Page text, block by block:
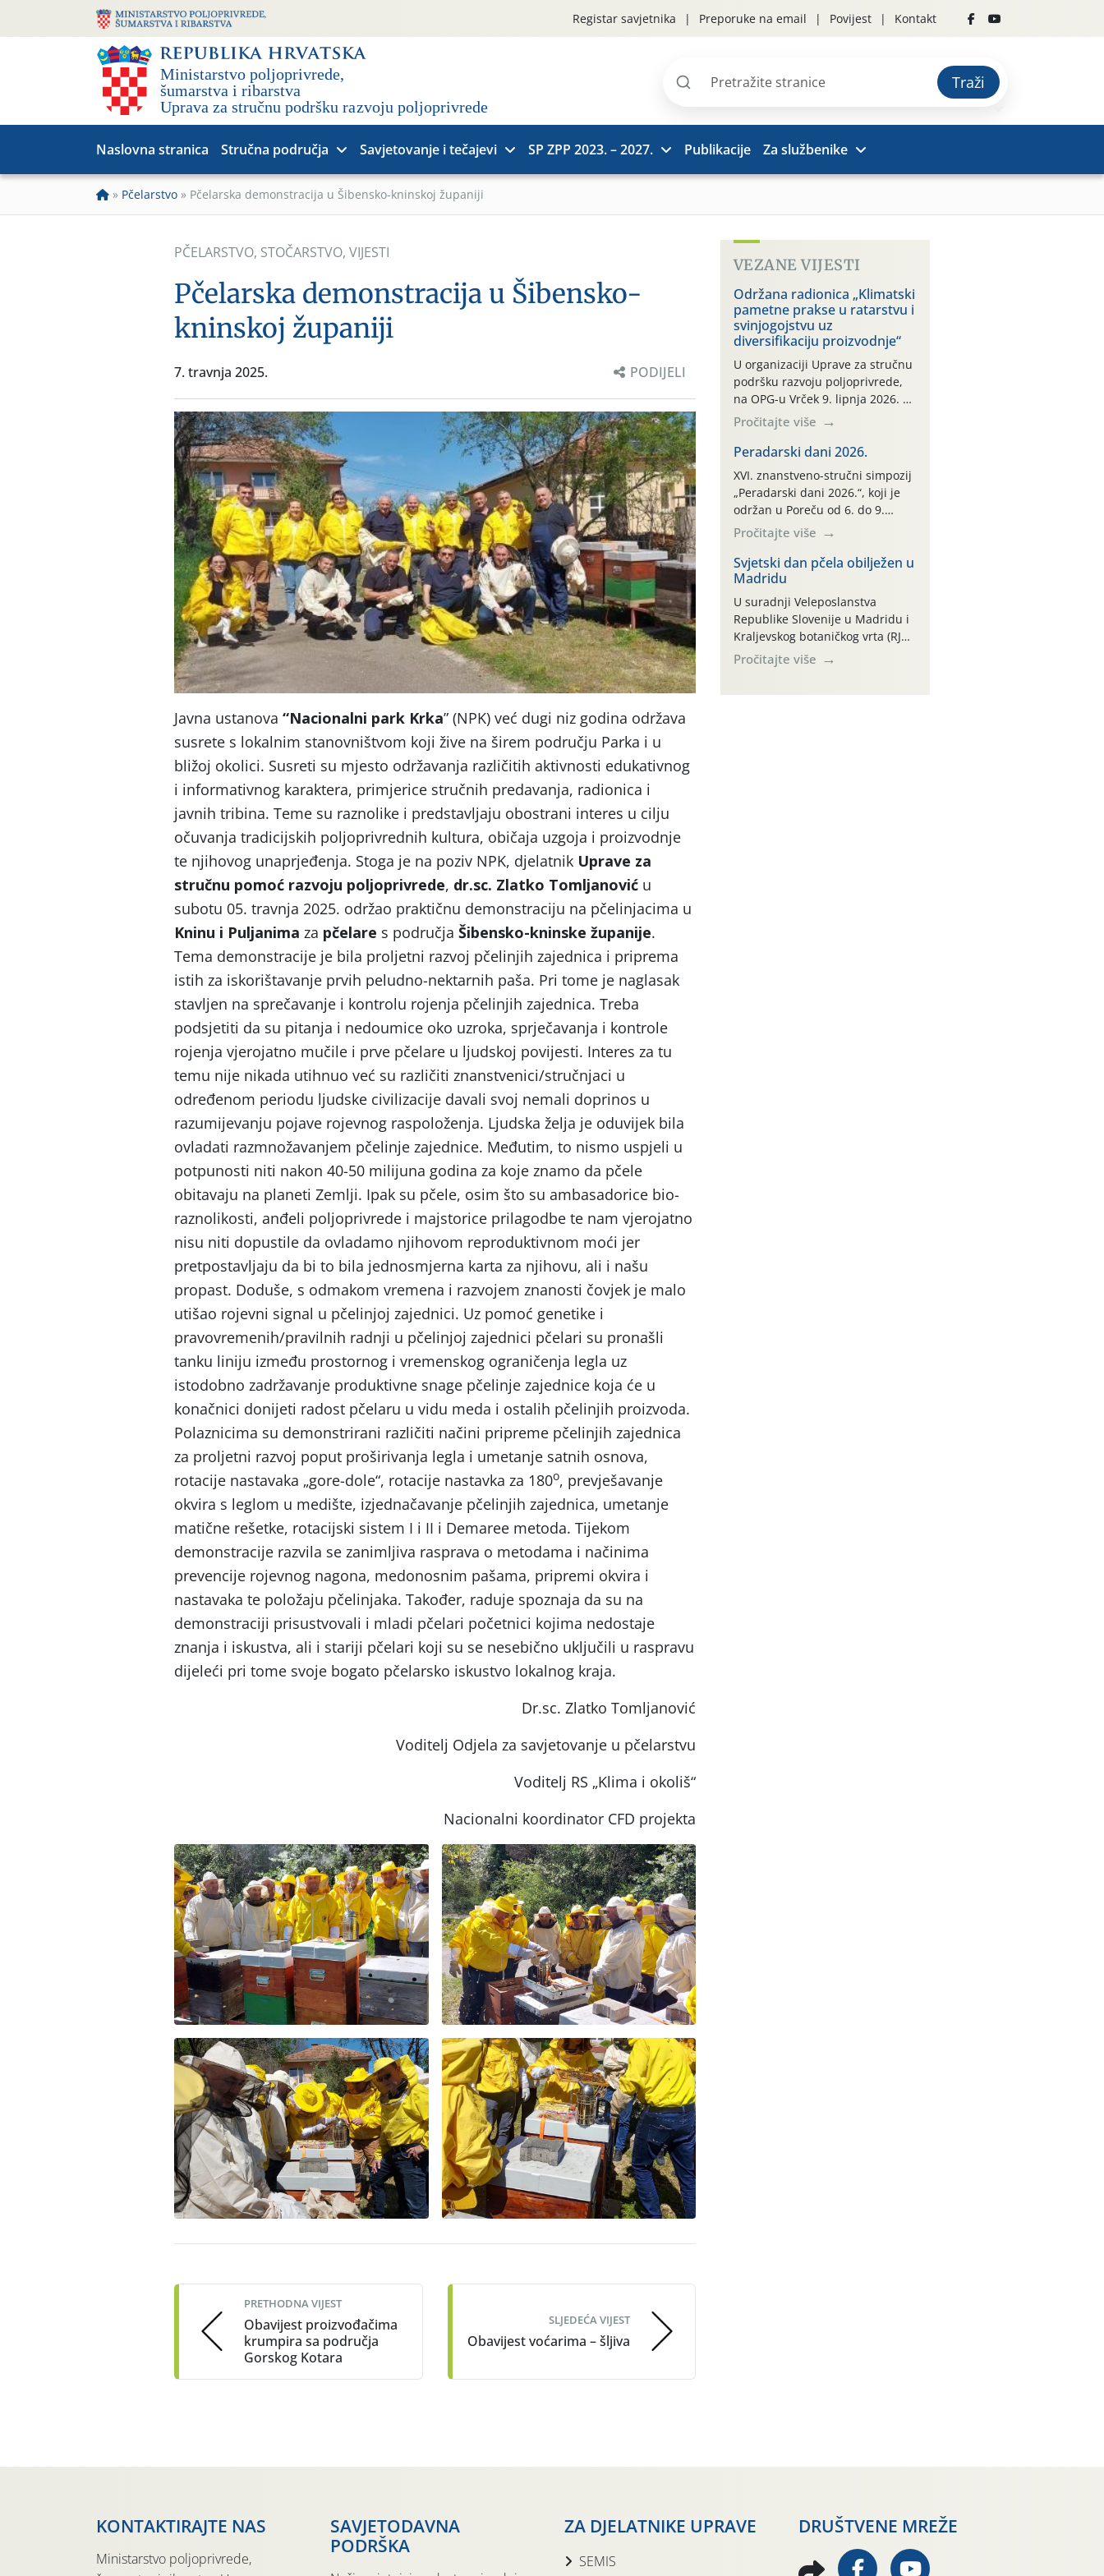
Registar savjetnika Preporuke na email Povijest Kontakt
Pretraži
Traži
Naslovna stranica Stručna područja Savjetovanje i tečajevi SP ZPP 2023. – 2027. Publikacije Za službenike
» Pčelarstvo » Pčelarska demonstracija u Šibensko-kninskoj županiji
PČELARSTVO, STOČARSTVO, VIJESTI
Pčelarska demonstracija u Šibensko-
kninskoj županiji
7. travnja 2025. PODIJELI
Javna ustanova “Nacionalni park Krka” (NPK) već dugi niz godina održava
susrete s lokalnim stanovništvom koji žive na širem području Parka i u
bližoj okolici. Susreti su mjesto održavanja različitih aktivnosti edukativnog
i informativnog karaktera, primjerice stručnih predavanja, radionica i
javnih tribina. Teme su raznolike i predstavljaju obostrani interes u cilju
očuvanja tradicijskih poljoprivrednih kultura, običaja uzgoja i proizvodnje
te njihovog unaprjeđenja. Stoga je na poziv NPK, djelatnik Uprave za
stručnu pomoć razvoju poljoprivrede, dr.sc. Zlatko Tomljanović u
subotu 05. travnja 2025. održao praktičnu demonstraciju na pčelinjacima u
Kninu i Puljanima za pčelare s područja Šibensko-kninske županije.
Tema demonstracije je bila proljetni razvoj pčelinjih zajednica i priprema
istih za iskorištavanje prvih peludno-nektarnih paša. Pri tome je naglasak
stavljen na sprečavanje i kontrolu rojenja pčelinjih zajednica. Treba
podsjetiti da su pitanja i nedoumice oko uzroka, sprječavanja i kontrole
rojenja vjerojatno mučile i prve pčelare u ljudskoj povijesti. Interes za tu
temu nije nikada utihnuo već su različiti znanstvenici/stručnjaci u
određenom periodu ljudske civilizacije davali svoj nemali doprinos u
razumijevanju pojave rojevnog raspoloženja. Ljudska želja je oduvijek bila
ovladati razmnožavanjem pčelinje zajednice. Međutim, to nismo uspjeli u
potpunosti niti nakon 40-50 milijuna godina za koje znamo da pčele
obitavaju na planeti Zemlji. Ipak su pčele, osim što su ambasadorice bio-
raznolikosti, anđeli poljoprivrede i majstorice prilagodbe te nam vjerojatno
nisu niti dopustile da ovladamo njihovom reproduktivnom moći jer
pretpostavljaju da bi to bila jednosmjerna karta za njihovu, ali i našu
propast. Doduše, s odmakom vremena i razvojem znanosti čovjek je malo
utišao rojevni signal u pčelinjoj zajednici. Uz pomoć genetike i
pravovremenih/pravilnih radnji u pčelinjoj zajednici pčelari su pronašli
tanku liniju između prostornog i vremenskog ograničenja legla uz
istodobno zadržavanje produktivne snage pčelinje zajednice koja će u
konačnici donijeti radost pčelaru u vidu meda i ostalih pčelinjih proizvoda.
Polaznicima su demonstrirani različiti načini pripreme pčelinjih zajednica
za proljetni razvoj poput proširivanja legla i umetanje satnih osnova,
rotacije nastavaka „gore-dole“, rotacije nastavka za 180o, prevješavanje
okvira s leglom u medište, izjednačavanje pčelinjih zajednica, umetanje
matične rešetke, rotacijski sistem I i II i Demaree metoda. Tijekom
demonstracije razvila se zanimljiva rasprava o metodama i načinima
prevencije rojevnog nagona, medonosnim pašama, pripremi okvira i
nastavaka te položaju pčelinjaka. Također, raduje spoznaja da su na
demonstraciji prisustvovali i mladi pčelari početnici kojima nedostaje
znanja i iskustva, ali i stariji pčelari koji su se nesebično uključili u raspravu
dijeleći pri tome svoje bogato pčelarsko iskustvo lokalnog kraja.
Dr.sc. Zlatko Tomljanović
Voditelj Odjela za savjetovanje u pčelarstvu
Voditelj RS „Klima i okoliš“
Nacionalni koordinator CFD projekta
navigation
PRETHODNA VIJEST
Obavijest proizvođačima
krumpira sa područja
Gorskog Kotara
SLJEDEĆA VIJEST
Obavijest voćarima – šljiva
VEZANE VIJESTI
Održana radionica „Klimatski
pametne prakse u ratarstvu i
svinjogojstvu uz
diversifikaciju proizvodnje“
U organizaciji Uprave za stručnu
podršku razvoju poljoprivrede,
na OPG-u Vrček 9. lipnja 2026. u
Varaždinu, održana je
interaktivna radionica pod
nazivom “Klimatski pametne
prakse u ratarstvu i svinjogojstvu
uz diversifikaciju proizvodnje”.
Radionica je organizirana u
sklopu međunarodnog projekta
Climate Farm Demo (CFD) te
stručnih radnih skupina „Klima i
okoliš“ i „Ratarstvo“. Ovaj
demonstracijski događaj, […]
Pročitajte više
Peradarski dani 2026.
XVI. znanstveno-stručni simpozij
„Peradarski dani 2026.“, koji je
održan u Poreču od 6. do 9.
svibnja 2026. godine, jedan je od
najvažnijih stručnih skupova iz
područja peradarstva u
Hrvatskoj i široj regiji.
Pročitajte više
Svjetski dan pčela obilježen u
Madridu
U suradnji Veleposlanstva
Republike Slovenije u Madridu i
Kraljevskog botaničkog vrta (RJB-
CSIC), svečano je obilježen
Svjetski dan pčela pod sloganom
Pročitajte više
KONTAKTIRAJTE NAS
Ministarstvo poljoprivrede,
SAVJETODAVNA
PODRŠKA
ZA DJELATNIKE UPRAVE
SEMIS
DRUŠTVENE MREŽE